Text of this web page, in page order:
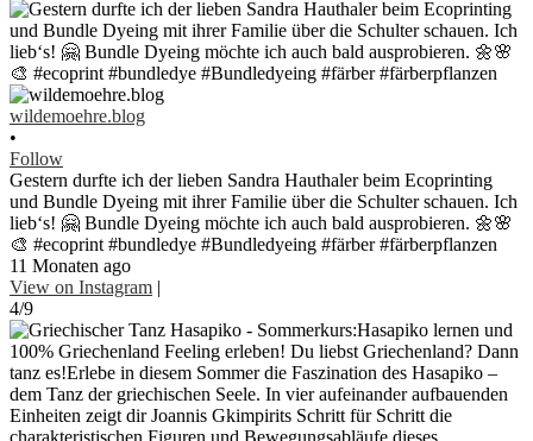
wildemoehre.blog
•
Follow
Gestern durfte ich der lieben Sandra Hauthaler beim Ecoprinting
und Bundle Dyeing mit ihrer Familie über die Schulter schauen. Ich
lieb‘s! 🤗 Bundle Dyeing möchte ich auch bald ausprobieren. 🌼🌸
🎨 #ecoprint #bundledye #Bundledyeing #färber #färberpflanzen
11 Monaten ago
View on Instagram |
4/9